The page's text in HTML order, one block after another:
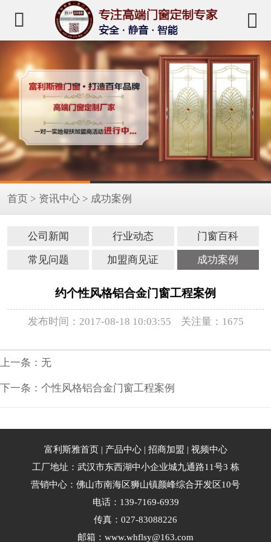


首页 > 资讯中心 > 成功案例
公司新闻 行业动态 门窗百科
常见问题 加盟商见证 成功案例
约个性风格铝合金门窗工程案例
发布时间：2017-08-18 10:03:55 关注量：1675
上一条：无
下一条： 个性风格铝合金门窗工程案例
富利斯雅首页| 产品中心| 招商加盟 | 视频中心
工厂地址：武汉市东西湖中小企业城九通路11号3 栋
营销中心：佛山市南海区狮山镇颜峰综合开发区10号
电话：139-7169-6939
传真：027-83088226
邮箱：www.whflsy@163.com